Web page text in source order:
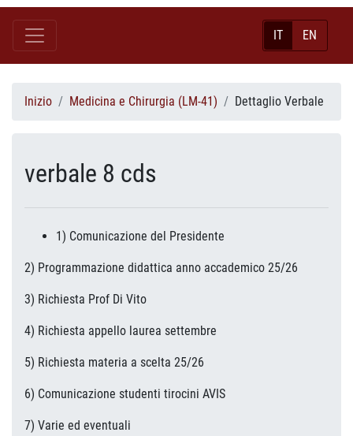
IT EN
Inizio Medicina e Chirurgia (LM-41) Dettaglio Verbale
verbale 8 cds
1) Comunicazione del Presidente
2) Programmazione didattica anno accademico 25/26
3) Richiesta Prof Di Vito
4) Richiesta appello laurea settembre
5) Richiesta materia a scelta 25/26
6) Comunicazione studenti tirocini AVIS
7) Varie ed eventuali